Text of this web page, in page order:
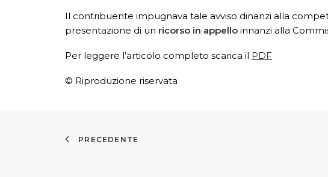
Il contribuente impugnava tale avviso dinanzi alla
presentazione di un ricorso in appello innanzi alla
Per leggere l’articolo completo scarica il PDF
© Riproduzione riservata
PRECEDENTE